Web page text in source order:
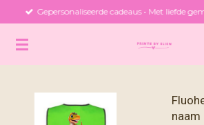
naar
Gepersonaliseerde cadeaus • Met liefde
naam